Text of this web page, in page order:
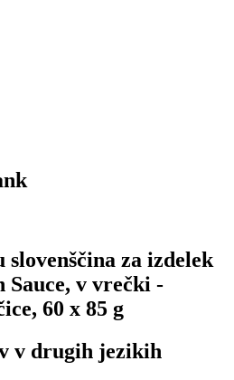
za izdelek
Sauce, v vrečki -
60 x 85 g
v drugih jezikih